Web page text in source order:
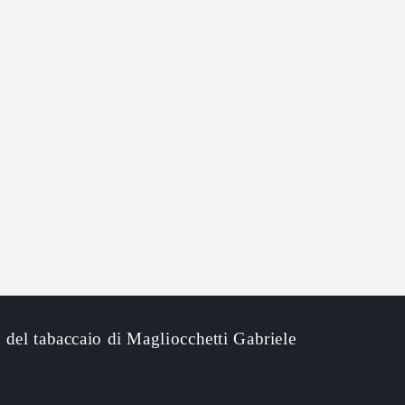
del tabaccaio di Magliocchetti Gabriele